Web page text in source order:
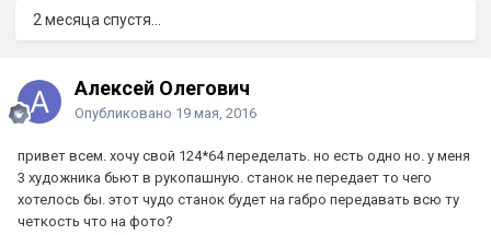
2 месяца спустя...
Алексей Олегович
Опубликовано 19 мая, 2016
привет всем. хочу свой 124*64 переделать. но есть одно но. у меня
3 художника бьют в рукопашную. станок не передает то чего
хотелось бы. этот чудо станок будет на габро передавать всю ту
четкость что на фото?